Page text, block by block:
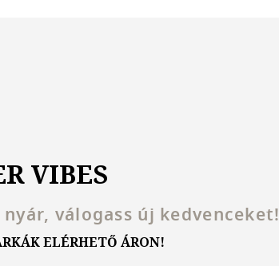
VIBES
válogass új kedvenceket!
ELÉRHETŐ ÁRON!